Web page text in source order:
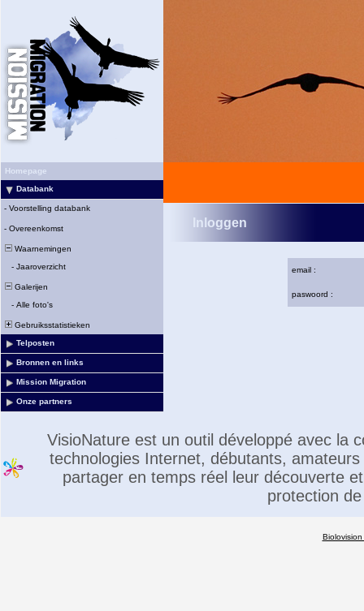
Homepage
Databank
- Voorstelling databank
- Overeenkomst
Waarnemingen
- Jaaroverzicht
Galerijen
- Alle foto's
Gebruiksstatistieken
Telposten
Bronnen en links
Mission Migration
Onze partners
Inloggen
email :
paswoord :
VisioNature est un outil développé avec la
technologies Internet, débutants,
partager en temps réel leur découverte
protection
Biolovision